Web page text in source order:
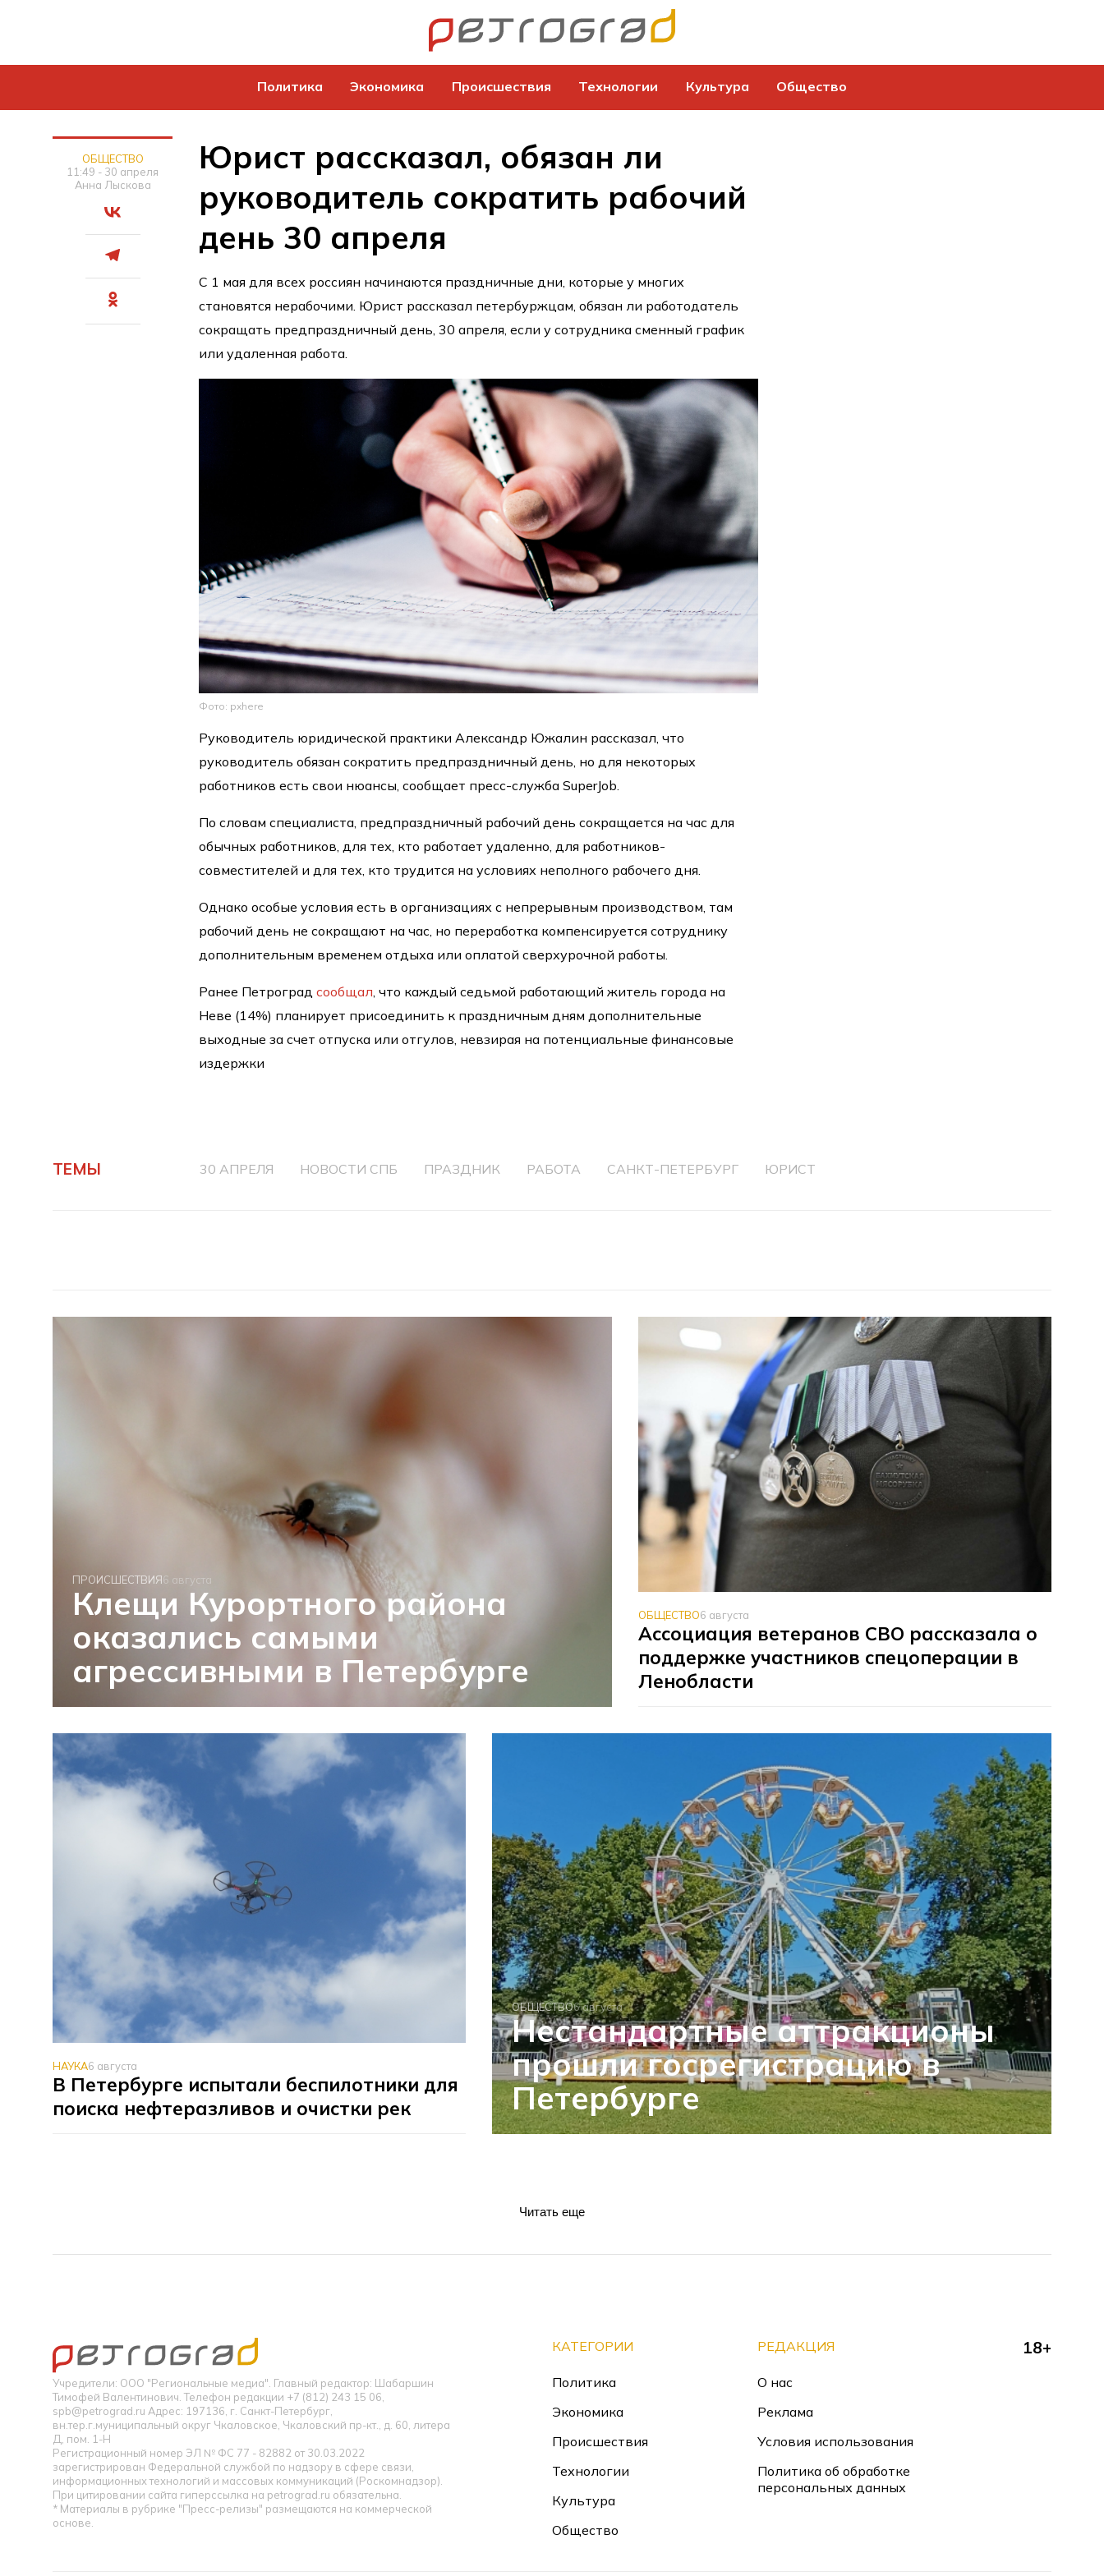
Политика Экономика Происшествия Технологии Культура Общество
ОБЩЕСТВО
11:49 - 30 апреля
Анна Лыскова
Юрист рассказал, обязан ли
руководитель сократить рабочий
день 30 апреля
С 1 мая для всех россиян начинаются праздничные дни, которые у многих
становятся нерабочими. Юрист рассказал петербуржцам, обязан ли работодатель
сокращать предпраздничный день, 30 апреля, если у сотрудника сменный график
или удаленная работа.
Фото: pxhere
Руководитель юридической практики Александр Южалин рассказал, что
руководитель обязан сократить предпраздничный день, но для некоторых
работников есть свои нюансы, сообщает пресс-служба SuperJob.
По словам специалиста, предпраздничный рабочий день сокращается на час для
обычных работников, для тех, кто работает удаленно, для работников-
совместителей и для тех, кто трудится на условиях неполного рабочего дня.
Однако особые условия есть в организациях с непрерывным производством, там
рабочий день не сокращают на час, но переработка компенсируется сотруднику
дополнительным временем отдыха или оплатой сверхурочной работы.
Ранее Петроградсообщал , что каждый седьмой работающий житель города на
Неве (14%) планирует присоединить к праздничным дням дополнительные
выходные за счет отпуска или отгулов, невзирая на потенциальные финансовые
издержки
ТЕМЫ 30 АПРЕЛЯ НОВОСТИ СПБ ПРАЗДНИК РАБОТА САНКТ-ПЕТЕРБУРГ ЮРИСТ
ПРОИСШЕСТВИЯ6 августа
Клещи Курортного района
оказались самыми
агрессивными в Петербурге
ОБЩЕСТВО6 августа
Ассоциация ветеранов СВО рассказала о
поддержке участников спецоперации в
Ленобласти
НАУКА6 августа
В Петербурге испытали беспилотники для
поиска нефтеразливов и очистки рек
ОБЩЕСТВО6 августа
Нестандартные аттракционы
прошли госрегистрацию в
Петербурге
Читать еще
Учредители: ООО "Региональные медиа". Главный редактор: Шабаршин
Тимофей Валентинович. Телефон редакции +7 (812) 243 15 06,
spb@petrograd.ru Адрес: 197136, г. Санкт-Петербург,
вн.тер.г.муниципальный округ Чкаловское, Чкаловский пр-кт., д. 60, литера
Д, пом. 1-Н
Регистрационный номер ЭЛ № ФС 77 - 82882 от 30.03.2022
зарегистрирован Федеральной службой по надзору в сфере связи,
информационных технологий и массовых коммуникаций (Роскомнадзор).
При цитировании сайта гиперссылка на petrograd.ru обязательна.
* Материалы в рубрике "Пресс-релизы" размещаются на коммерческой
основе.
КАТЕГОРИИ
Политика
Экономика
Происшествия
Технологии
Культура
Общество
РЕДАКЦИЯ
О нас
Реклама
Условия использования
Политика об обработке
персональных данных
18+